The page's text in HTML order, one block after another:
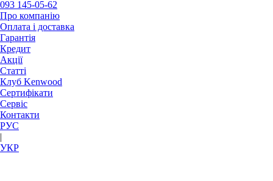
093 145-05-62
Про компанію
Оплата і доставка
Гарантія
Кредит
Акції
Статті
Клуб Kenwood
Сертифікати
Сервіс
Контакти
РУC
|
УКР